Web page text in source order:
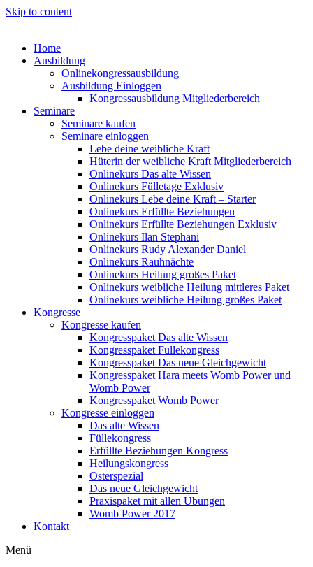
Skip to content
Home
Ausbildung
Onlinekongressausbildung
Ausbildung Einloggen
Kongressausbildung Mitgliederbereich
Seminare
Seminare kaufen
Seminare einloggen
Lebe deine weibliche Kraft
Hüterin der weibliche Kraft Mitgliederbereich
Onlinekurs Das alte Wissen
Onlinekurs Fülletage Exklusiv
Onlinekurs Lebe deine Kraft – Starter
Onlinekurs Erfüllte Beziehungen
Onlinekurs Erfüllte Beziehungen Exklusiv
Onlinekurs Ilan Stephani
Onlinekurs Rudy Alexander Daniel
Onlinekurs Rauhnächte
Onlinekurs Heilung großes Paket
Onlinekurs weibliche Heilung mittleres Paket
Onlinekurs weibliche Heilung großes Paket
Kongresse
Kongresse kaufen
Kongresspaket Das alte Wissen
Kongresspaket Füllekongress
Kongresspaket Das neue Gleichgewicht
Kongresspaket Hara meets Womb Power und
Womb Power
Kongresspaket Womb Power
Kongresse einloggen
Das alte Wissen
Füllekongress
Erfüllte Beziehungen Kongress
Heilungskongress
Osterspezial
Das neue Gleichgewicht
Praxispaket mit allen Übungen
Womb Power 2017
Kontakt
Menü